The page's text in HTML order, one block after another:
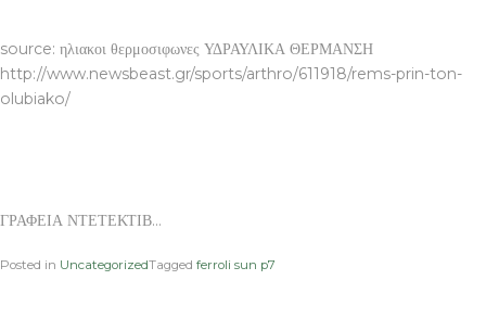
source: ηλιακοι θερμοσιφωνες ΥΔΡΑΥΛΙΚΑ ΘΕΡΜΑΝΣΗ
http://www.newsbeast.gr/sports/arthro/611918/rems-prin-ton-
olubiako/
ΓΡΑΦΕΙΑ ΝΤΕΤΕΚΤΙΒ…
Posted in UncategorizedTagged ferroli sun p7